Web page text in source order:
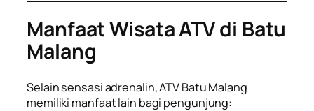
Manfaat Wisata ATV di Batu
Malang
Selain sensasi adrenalin, ATV Batu Malang
memiliki manfaat lain bagi pengunjung: